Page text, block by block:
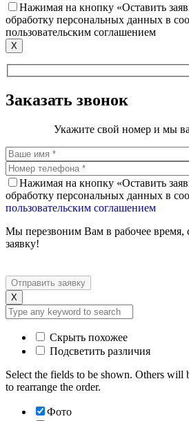
Нажимая на кнопку «Оставить
обработку персональных данных в
пользовательским соглашением
X
Заказать звонок
Укажите свой номер и мы
Нажимая на кнопку «Оставить
обработку персональных данных в
пользовательским соглашением
Мы перезвоним Вам в рабочее время,
заявку!
X
Скрыть похожее
Подсветить различия
Select the fields to be shown. Others will
to rearrange the order.
Фото